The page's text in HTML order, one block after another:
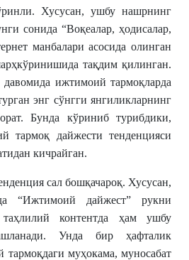
Хусусан, ушбу нашрнинг
сонида “Воқеалар, ҳодисалар,
манбалари асосида олинган
тақдим қилинган.
ижтимоий тармоқларда
энг сўнгги янгиликларнинг
Бунда кўриниб турибдики,
тармоқ дайжести тенденцияси
кичрайган.
сал бошқачароқ. Хусусан,
“Ижтимоий дайжест” рукни
таҳлилий контентда ҳам ушбу
Унда бир ҳафталик
тармоқдаги муҳокама, муносабат